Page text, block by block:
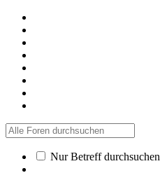
Nur Betreff durchsuchen